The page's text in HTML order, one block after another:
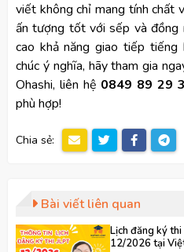
viết không chỉ mang tính chất
ấn tượng tốt với sếp và đồng
cao khả năng giao tiếp
chúc ý nghĩa, hãy tham gia
Ohashi, liên hệ 0849 89 29
phù hợp!
Chia sẻ:
Bài viết liên quan
Lịch đăng ký thi
12/2026 tại